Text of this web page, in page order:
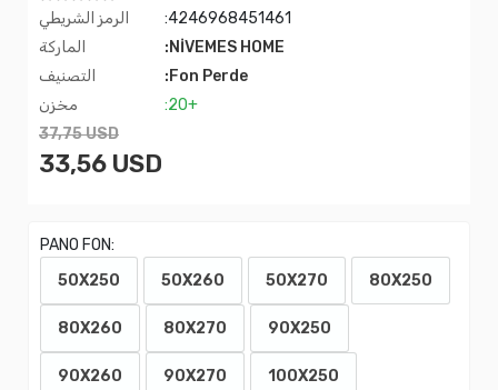
الرمز الشريطي
:4246968451461
الماركة
:NİVEMES HOME
التصنيف
:Fon Perde
مخزن
:20+
37,75 USD
33,56 USD
PANO FON:
50X250
50X260 50X270 80X250
80X260 80X270 90X250
90X260 90X270 100X250